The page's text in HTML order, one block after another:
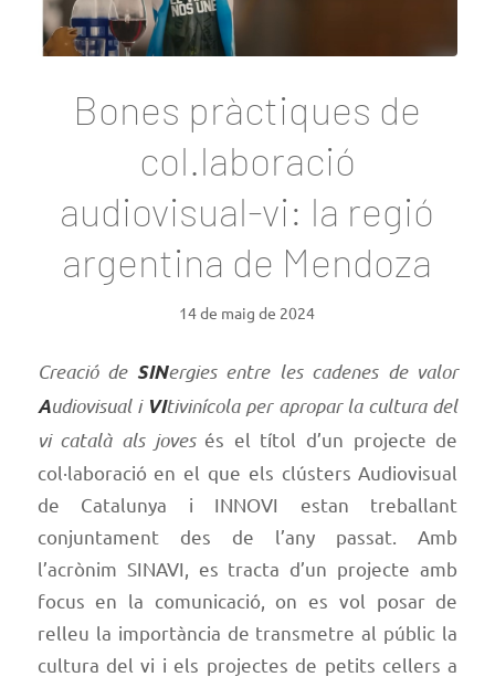
Bones pràctiques de
col.laboració
audiovisual-vi: la regió
argentina de Mendoza
14 de maig de 2024
Creació de SINergies entre les cadenes de valor
Audiovisual i VItivinícola per apropar la cultura del
vi català als joves és el títol d’un projecte de
col·laboració en el que els clústers Audiovisual
de Catalunya i INNOVI estan treballant
conjuntament des de l’any passat. Amb
l’acrònim SINAVI, es tracta d’un projecte amb
focus en la comunicació, on es vol posar de
relleu la importància de transmetre al públic la
cultura del vi i els projectes de petits cellers a